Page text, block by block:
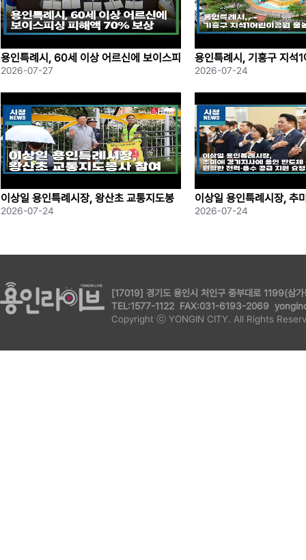
용인특례시, 60세 이상 어르신에 보이스피
싱 피해액 70%; 보상
2026-07-27
용인특례시, 기흥구 지석
이장 조성
2026-07-24
이상일 용인특례시장, 왕산초 교통지도봉
사 참여
2026-07-24
이상일 용인특례시장, 추
용인 반도체 국가산단에
2026-07-24
[17019] 경기도 용인시 처인구 중부대로 1199(삼
TEL:1577-1122 FAX:031-6193-2069
Copyright ⓒ YONGIN CITY. All Rights